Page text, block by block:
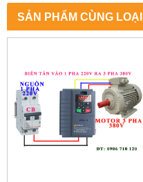
SẢN PHẨM CÙNG LOẠI